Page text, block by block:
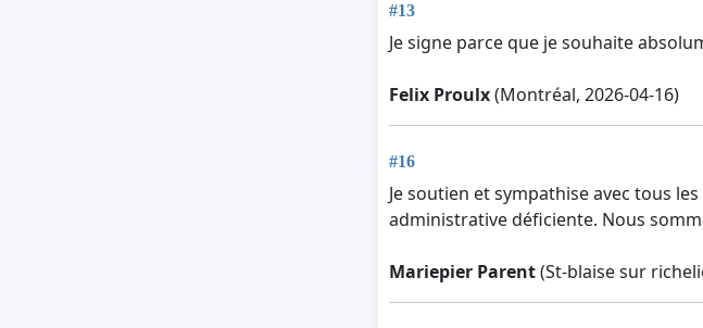
#13
Je signe parce que je souhaite
Felix Proulx(Montréal, 2026-04-16)
#16
Je soutien et sympathise avec tous
administrative déficiente. Nous
Mariepier Parent(St-blaise sur